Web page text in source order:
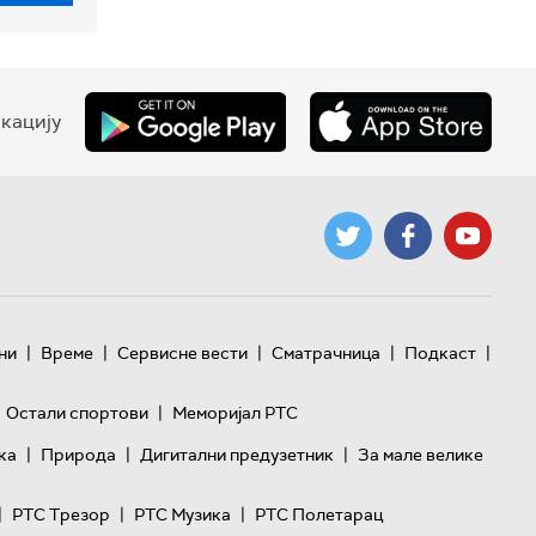
| Време | Сервисне вести | Сматрачница | Подкаст |
Остали спортови | Меморијал РТС
| Природа | Дигитални предузетник | За мале велике
| РТС Трезор | РТС Музика | РТС Полетарац